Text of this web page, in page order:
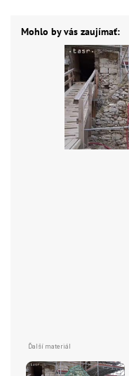
Mohlo by vás zaujímať: